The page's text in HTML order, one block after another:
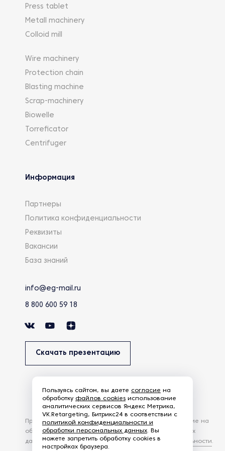
спиральные классификаторы;
установки барабанного типа и т.д.
горного дела, во многих промышленных отраслях,
для распределения материала и включает:
вибрационные питатели;
ленточные конвейеры.
Press tablet
Metall machinery
Colloid mill
Wire machinery
Protection chain
Blasting machine
Scrap-machinery
Biowelle
Torreficator
Centrifuger
Информация
Партнеры
Политика конфиденциальности
Реквизиты
Вакансии
База знаний
info@eg-mail.ru
8 800 600 59 18
Скачать презентацию
Продолжая использовать наш сайт, вы даете согласие на
обработку файлов Cookies и других пользовательских
данных, в соответствии сПолитикой конфиденциальности.
Пользуясь сайтом, вы даете согласие на
обработку файлов cookies использование
аналитических сервисов Яндекс Метрика,
VK.Retargeting, Битрикс24 в соответствии с
политикой конфиденциальности и
обработки персональных данных. Вы
можете запретить обработку cookies в
настройках браузера.